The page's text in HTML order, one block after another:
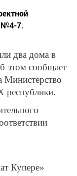
№4-7.
два дома в
этом сообщает
республики.
Купере»